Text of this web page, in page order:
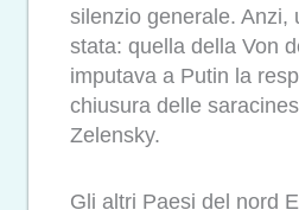
silenzio generale. Anzi,
stata: quella della Von
imputava a Putin la
chiusura delle
Zelensky.
Gli altri Paesi del nord